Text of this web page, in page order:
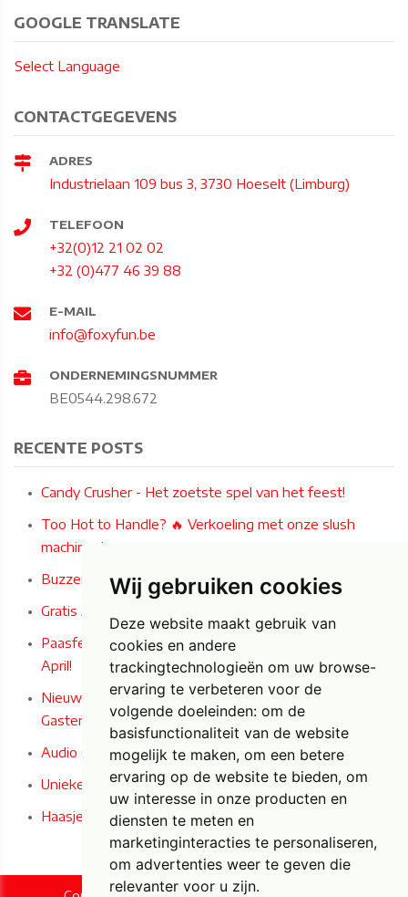
Wij gebruiken cookies
Deze website maakt gebruik van
cookies en andere
trackingtechnologieën om uw browse-
ervaring te verbeteren voor de
volgende doeleinden: om de
basisfunctionaliteit van de website
mogelijk te maken, om een betere
ervaring op de website te bieden, om
uw interesse in onze producten en
diensten te meten en
marketinginteracties te personaliseren,
om advertenties weer te geven die
relevanter voor u zijn.
GOOGLE TRANSLATE
Select Language
CONTACTGEGEVENS
ADRES
Industrielaan 109 bus 3, 3730 Hoeselt (Limburg)
TELEFOON
+32(0)12 21 02 02
+32 (0)477 46 39 88
E-MAIL
info@foxyfun.be
ONDERNEMINGSNUMMER
BE0544.298.672
RECENTE POSTS
Candy Crusher - Het zoetste spel van het feest!
Too Hot to Handle? 🔥 Verkoeling met onze slush
machines!
Buzzer Wire Game: Het ultieme concentratiespel!
Gratis Airbrush Paastattoos deze zaterdag 4/04/2026!
Paasfeest bij Carrefour Market Bilzen-Hoeselt op 4 & 5
April!
Nieuw bij Foxy Fun - Audio en Audio/Video
Gastenboeken in Iconische Engelse Telefooncel!
Audio Gastenboek
Unieke Paas- en woondecoratie bij Foxy Fun!
Haasjes horen, zien en zwijgen